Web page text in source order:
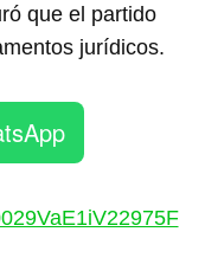
que el partido
jurídicos.